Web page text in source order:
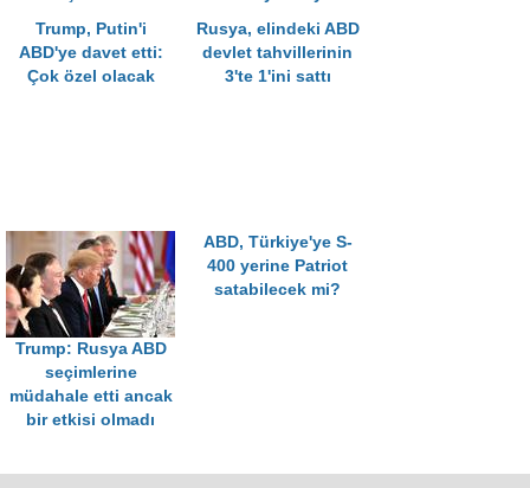
Trump, Putin'i
ABD'ye davet etti:
Çok özel olacak
Rusya, elindeki ABD
devlet tahvillerinin
3'te 1'ini sattı
Trump: Rusya ABD
seçimlerine
müdahale etti ancak
bir etkisi olmadı
ABD, Türkiye'ye S-
400 yerine Patriot
satabilecek mi?